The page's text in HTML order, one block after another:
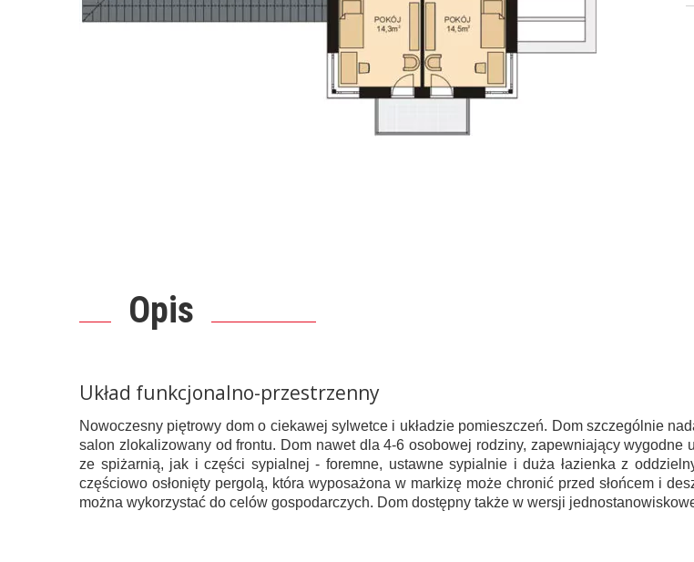
Opis
Układ funkcjonalno-przestrzenny
Nowoczesny piętrowy dom o ciekawej sylwetce i układzie pomieszczeń. Dom szczególnie
salon zlokalizowany od frontu. Dom nawet dla 4-6 osobowej rodziny, zapewniający
ze spiżarnią, jak i części sypialnej - foremne, ustawne sypialnie i duża łazienka z
częściowo osłonięty pergolą, która wyposażona w markizę może chronić przed słońcem i
można wykorzystać do celów gospodarczych. Dom dostępny także w wersji